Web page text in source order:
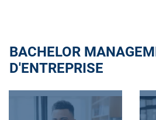
BACHELOR
D'ENTREPRISE